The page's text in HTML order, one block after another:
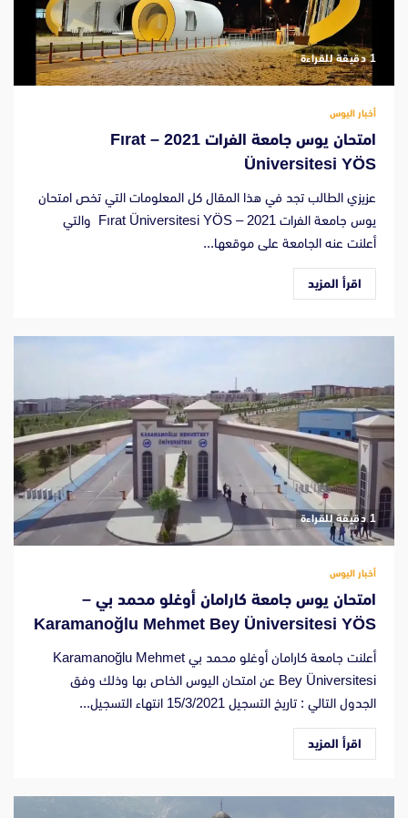
‫1 دقيقة للقراءة
أخبار اليوس
امتحان يوس جامعة الفرات 2021 – Fırat
Üniversitesi YÖS
عزيزي الطالب تجد في هذا المقال كل المعلومات التي تخص امتحان
يوس جامعة الفرات 2021 – Fırat Üniversitesi YÖS والتي
أعلنت عنه الجامعة على موقعها...
اقرأ المزيد
‫1 دقيقة للقراءة
أخبار اليوس
امتحان يوس جامعة كارامان أوغلو محمد بي –
Karamanoğlu Mehmet Bey Üniversitesi YÖS
أعلنت جامعة كارامان أوغلو محمد بي Karamanoğlu Mehmet
Bey Üniversitesi عن امتحان اليوس الخاص بها وذلك وفق
الجدول التالي : تاريخ التسجيل 15/3/2021 انتهاء التسجيل...
اقرأ المزيد